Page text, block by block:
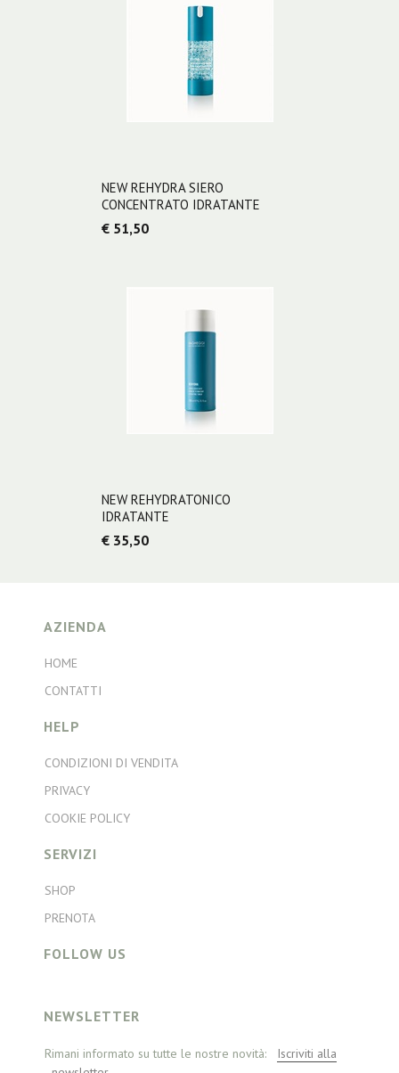
NEW REHYDRA SIERO
CONCENTRATO IDRATANTE
€ 51,50
NEW REHYDRATONICO
IDRATANTE
€ 35,50
AZIENDA
HOME
CONTATTI
HELP
CONDIZIONI DI VENDITA
PRIVACY
COOKIE POLICY
SERVIZI
SHOP
PRENOTA
FOLLOW US
NEWSLETTER
Rimani informato su tutte le nostre novità:
Iscriviti alla